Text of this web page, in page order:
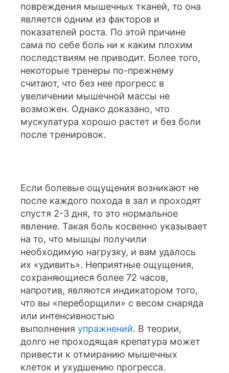
повреждения мышечных тканей, то она
является одним из факторов и
показателей роста. По этой причине
сама по себе боль ни к каким плохим
последствиям не приводит. Более того,
некоторые тренеры по-прежнему
считают, что без нее прогресс в
увеличении мышечной массы не
возможен. Однако доказано, что
мускулатура хорошо растет и без боли
после тренировок.
Если болевые ощущения возникают не
после каждого похода в зал и проходят
спустя 2-3 дня, то это нормальное
явление. Такая боль косвенно указывает
на то, что мышцы получили
необходимую нагрузку, и вам удалось
их «удивить». Неприятные ощущения,
сохраняющиеся более 72 часов,
напротив, являются индикатором того,
что вы «переборщили» с весом снаряда
или интенсивностью
выполнения упражнений. В теории,
долго не проходящая крепатура может
привести к отмиранию мышечных
клеток и ухудшению прогресса.